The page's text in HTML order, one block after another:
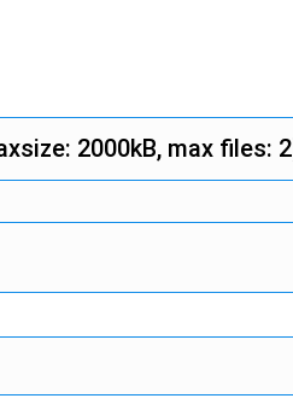
2000kB, max files: